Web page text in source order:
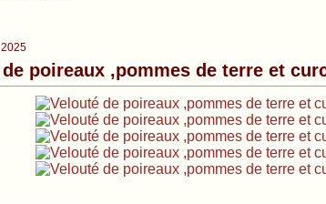
poireaux ,pommes de terre et